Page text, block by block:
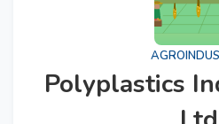
Polyplastics